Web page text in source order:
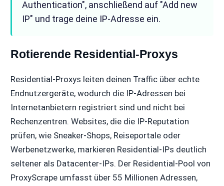
Authentication", anschließend auf "Add new
IP" und trage deine IP-Adresse ein.
Rotierende Residential-Proxys
Residential-Proxys leiten deinen Traffic über echte
Endnutzergeräte, wodurch die IP-Adressen bei
Internetanbietern registriert sind und nicht bei
Rechenzentren. Websites, die die IP-Reputation
prüfen, wie Sneaker-Shops, Reiseportale oder
Werbenetzwerke, markieren Residential-IPs deutlich
seltener als Datacenter-IPs. Der Residential-Pool von
ProxyScrape umfasst über 55 Millionen Adressen,